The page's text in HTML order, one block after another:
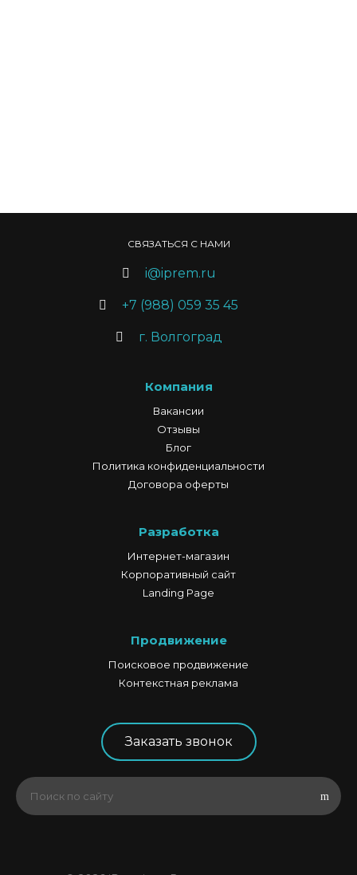
СВЯЗАТЬСЯ С НАМИ
i@iprem.ru
+7 (988) 059 35 45
г. Волгоград
Компания
Вакансии
Отзывы
Блог
Политика конфиденциальности
Договора оферты
Разработка
Интернет-магазин
Корпоративный сайт
Landing Page
Продвижение
Поисковое продвижение
Контекстная реклама
Заказать звонок